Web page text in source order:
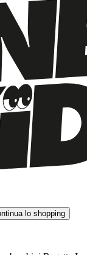
lo shopping